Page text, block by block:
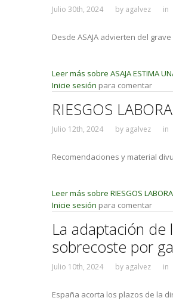
Julio 30th, 2024 by agalvez in
Desde ASAJA advierten del
Leer más sobre ASAJA ESTIMA
Inicie sesión para comentar
RIESGOS
Julio 12th, 2024 by agalvez in
Recomendaciones y material
Leer más sobre RIESGOS
Inicie sesión para comentar
La adaptación de
sobrecoste por
Julio 10th, 2024 by agalvez in
España acorta los plazos de la